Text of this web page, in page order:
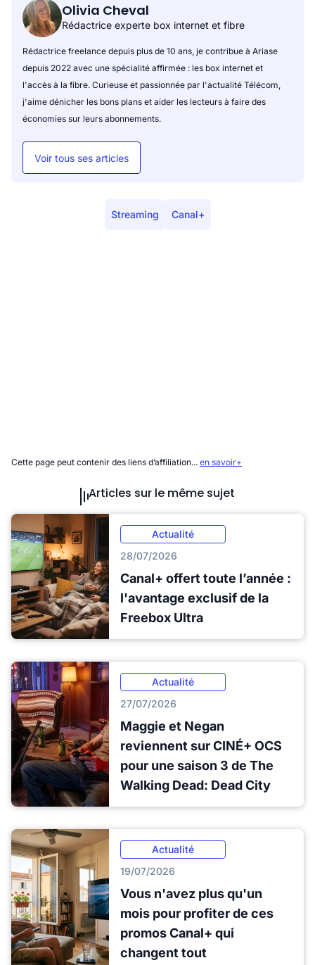
Olivia Cheval
Rédactrice experte box internet et fibre
Rédactrice freelance depuis plus de 10 ans, je contribue à Ariase
depuis 2022 avec une spécialité affirmée : les box internet et
l'accès à la fibre. Curieuse et passionnée par l'actualité Télécom,
j'aime dénicher les bons plans et aider les lecteurs à faire des
économies sur leurs abonnements.
Voir tous ses articles
Streaming Canal+
Cette page peut contenir des liens d’affiliation... en savoir+
Articles sur le même sujet
Actualité
28/07/2026
Canal+ offert toute l’année :
l'avantage exclusif de la
Freebox Ultra
Actualité
27/07/2026
Maggie et Negan
reviennent sur CINÉ+ OCS
pour une saison 3 de The
Walking Dead: Dead City
Actualité
19/07/2026
Vous n'avez plus qu'un
mois pour profiter de ces
promos Canal+ qui
changent tout